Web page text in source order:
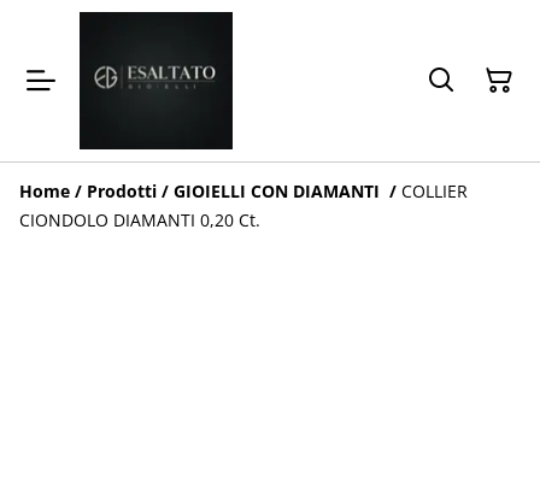
Home / Prodotti / GIOIELLI CON DIAMANTI / COLLIER
CIONDOLO DIAMANTI 0,20 Ct.